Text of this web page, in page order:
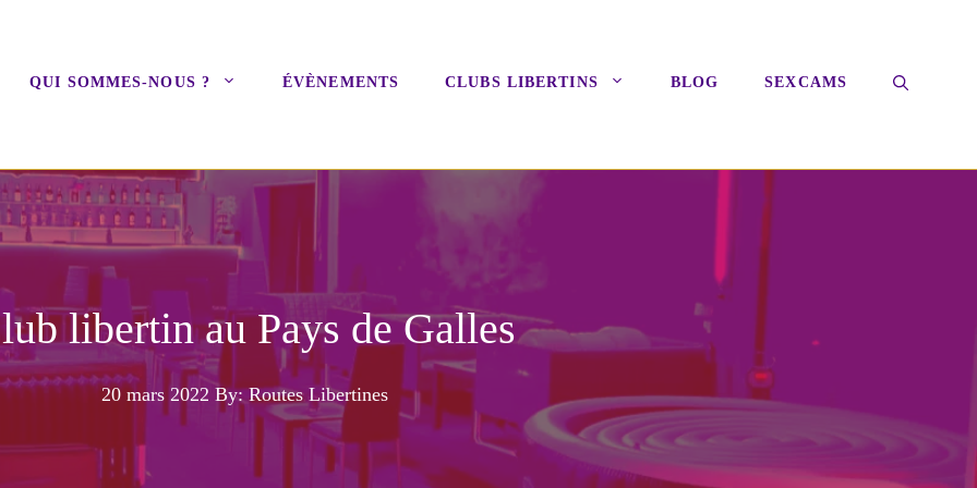
QUI SOMMES-NOUS ? ÉVÈNEMENTS CLUBS LIBERTINS BLOG SEXCAMS
libertin au Pays de Galles
20 mars 2022 By: Routes Libertines